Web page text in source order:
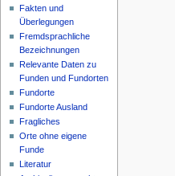
Fakten und
Überlegungen
Fremdsprachliche
Bezeichnungen
Relevante Daten zu
Funden und Fundorten
Fundorte
Fundorte Ausland
Fragliches
Orte ohne eigene
Funde
Literatur